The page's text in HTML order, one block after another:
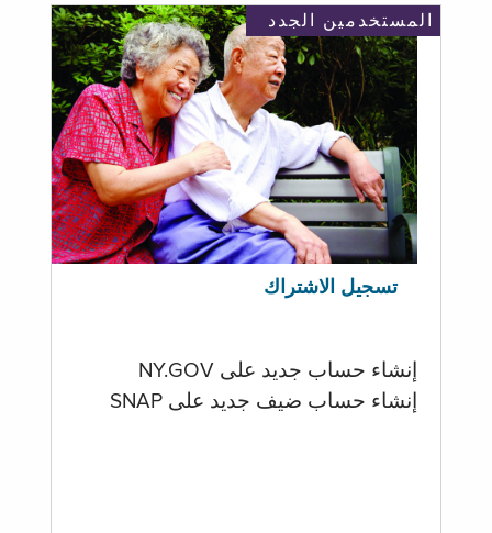
المستخدمين الجدد
تسجيل الاشتراك
إنشاء حساب جديد على NY.GOV
إنشاء حساب ضيف جديد على SNAP